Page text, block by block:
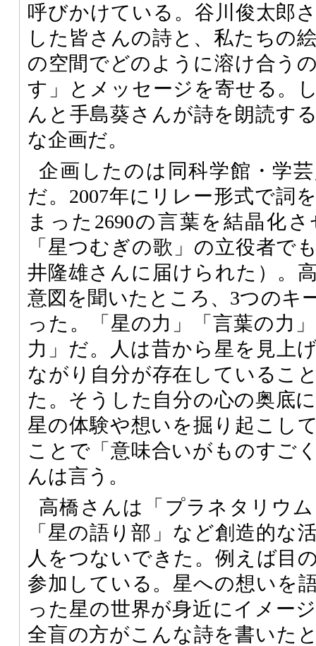
呼びかけている。谷川俊太郎
した皆さんの詩と、私たちの
の空間でどのように溶け合う
す」とメッセージを寄せる。
んと手島葵さんが詩を朗読す
な企画だ。
企画したのは同科学館・学
だ。2007年にリレー形式で詞
まった2690の言葉を結晶化
「星つむぎの歌」の立役者で
井隆雄さんに届けられた）。
意図を聞いたところ、3つのキ
った。「星の力」「言葉の力
力」だ。人は昔から星を見上
ながり自分が存在しているこ
た。そうした自分の心の奥底
星の体験や想いを掘り起こし
ことで「意味合いがものすご
んは言う。
高橋さんは「プラネタリウ
「星の語り部」など創造的な
人をつないできた。例えば目
参加している。星への想いを
った星の世界が身近にイメー
全盲の方がこんな詩を書いた